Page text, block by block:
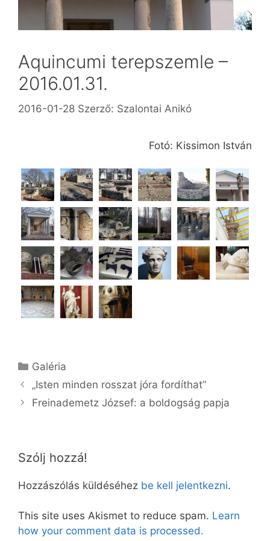
Aquincumi terepszemle –
2016.01.31.
2016-01-28 Szerző: Szalontai Anikó
Fotó: Kissimon István
Kategória
Galéria
„Isten minden rosszat jóra fordíthat”
Freinademetz József: a boldogság papja
Szólj hozzá!
Hozzászólás küldéséhez be kell jelentkezni.
This site uses Akismet to reduce spam. Learn
how your comment data is processed.